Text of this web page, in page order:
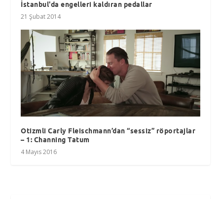
İstanbul'da engelleri kaldıran pedallar
21 Şubat 2014
Otizmli Carly Fleischmann’dan “sessiz” röportajlar
– 1: Channing Tatum
4 Mayıs 2016